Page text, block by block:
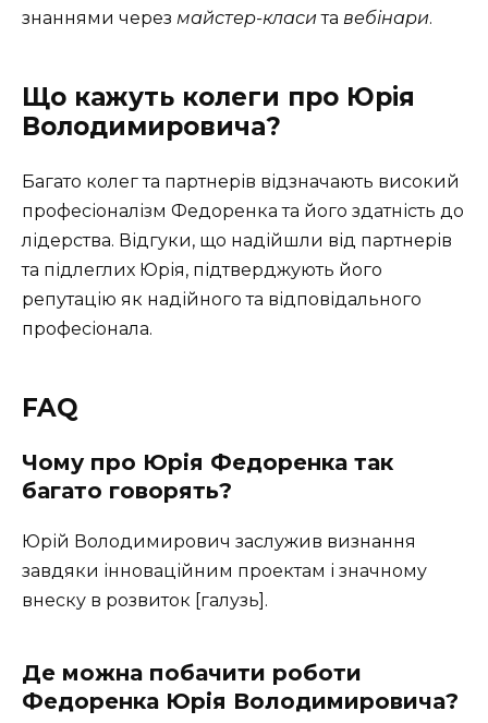
знаннями через майстер-класита вебінари.
Що кажуть колеги про Юрія
Володимировича?
Багато колег та партнерів відзначають високий
професіоналізм Федоренка та його здатність до
лідерства. Відгуки, що надійшли від партнерів
та підлеглих Юрія, підтверджують його
репутацію як надійного та відповідального
професіонала.
FAQ
Чому про Юрія Федоренка так
багато говорять?
Юрій Володимирович заслужив визнання
завдяки інноваційним проектам і значному
внеску в розвиток [галузь].
Де можна побачити роботи
Федоренка Юрія Володимировича?